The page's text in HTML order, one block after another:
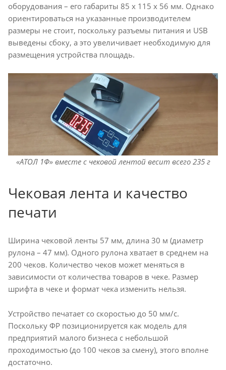
оборудования – его габариты 85 х 115 х 56 мм. Однако
ориентироваться на указанные производителем
размеры не стоит, поскольку разъемы питания и USB
выведены сбоку, а это увеличивает необходимую для
размещения устройства площадь.
«АТОЛ 1Ф» вместе с чековой лентой весит всего 235 г
Чековая лента и качество
печати
Ширина чековой ленты 57 мм, длина 30 м (диаметр
рулона – 47 мм). Одного рулона хватает в среднем на
200 чеков. Количество чеков может меняться в
зависимости от количества товаров в чеке. Размер
шрифта в чеке и формат чека изменить нельзя.
Устройство печатает со скоростью до 50 мм/с.
Поскольку ФР позиционируется как модель для
предприятий малого бизнеса с небольшой
проходимостью (до 100 чеков за смену), этого вполне
достаточно.